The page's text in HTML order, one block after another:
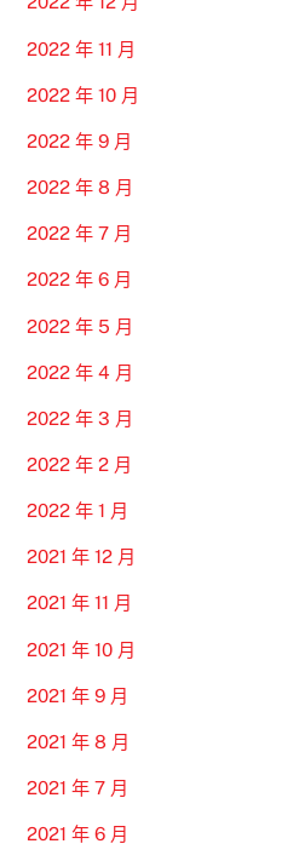
2022 年 11 月
2022 年 10 月
2022 年 9 月
2022 年 8 月
2022 年 7 月
2022 年 6 月
2022 年 5 月
2022 年 4 月
2022 年 3 月
2022 年 2 月
2022 年 1 月
2021 年 12 月
2021 年 11 月
2021 年 10 月
2021 年 9 月
2021 年 8 月
2021 年 7 月
2021 年 6 月